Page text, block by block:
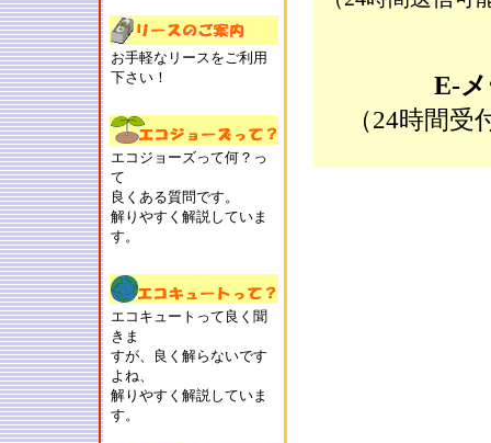
お手軽なリースをご利用
下さい！
エコジョーズって何？っ
て
良くある質問です。
解りやすく解説していま
す。
エコキュートって良く聞
きま
すが、良く解らないです
よね、
解りやすく解説していま
す。
E-
（24時間